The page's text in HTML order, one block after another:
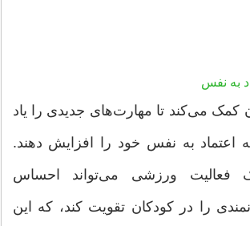
به نفس
کمک می‌کند تا مهارت‌های جدیدی را یاد
اعتماد به نفس خود را افزایش دهند.
فعالیت ورزشی می‌تواند احساس
را در کودکان تقویت کند، که این